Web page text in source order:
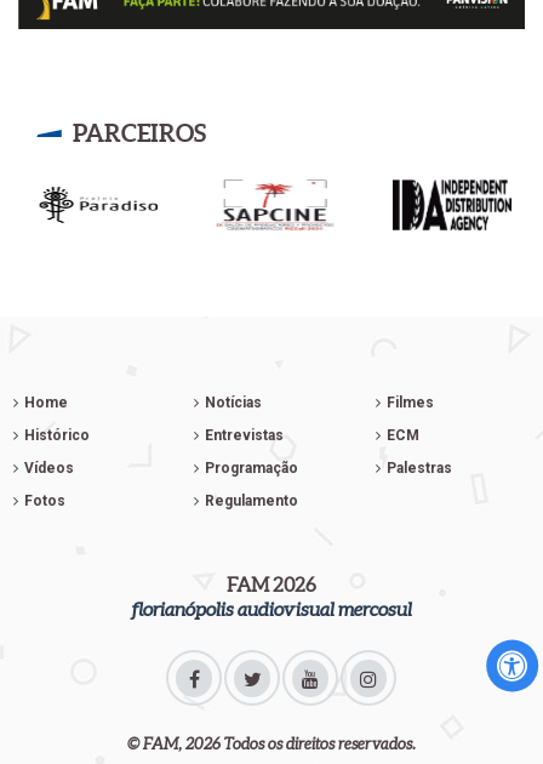
PARCEIROS
Home
Histórico
Vídeos
Fotos
Notícias
Entrevistas
Programação
Regulamento
Filmes
ECM
Palestras
FAM 2026
florianópolis audiovisual mercosul
© FAM, 2026 Todos os direitos reservados.